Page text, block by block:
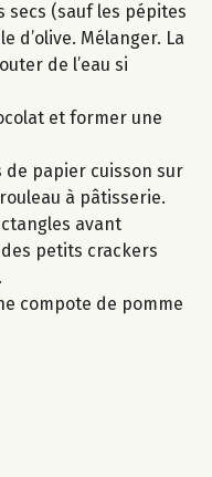
secs (sauf les pépites
d’olive. Mélanger. La
de l’eau si
et former une
papier cuisson sur
à pâtisserie.
avant
petits crackers
compote de pomme